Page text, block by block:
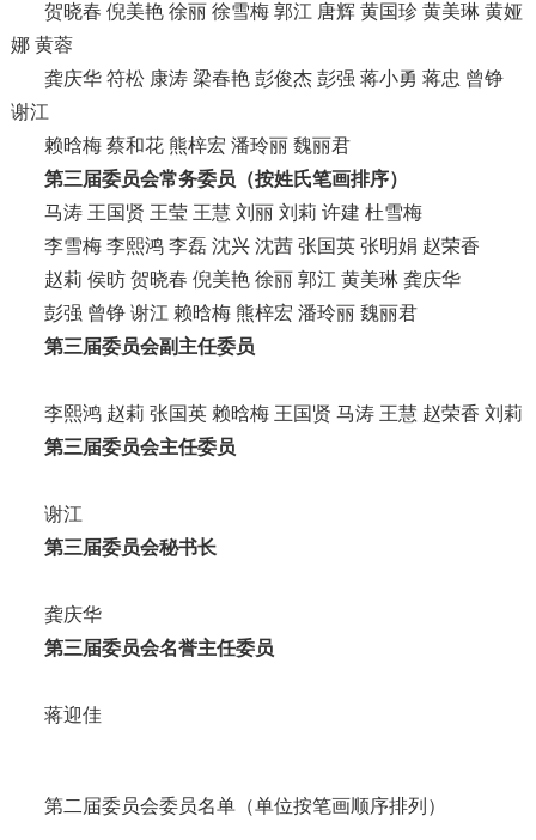
贺晓春 倪美艳 徐丽 徐雪梅 郭江 唐辉 黄国珍 黄美琳 黄娅
娜 黄蓉
龚庆华 符松 康涛 梁春艳 彭俊杰 彭强 蒋小勇 蒋忠 曾铮
谢江
赖晗梅 蔡和花 熊梓宏 潘玲丽 魏丽君
第三届委员会常务委员（按姓氏笔画排序）
马涛 王国贤 王莹 王慧 刘丽 刘莉 许建 杜雪梅
李雪梅 李熙鸿 李磊 沈兴 沈茜 张国英 张明娟 赵荣香
赵莉 侯昉 贺晓春 倪美艳 徐丽 郭江 黄美琳 龚庆华
彭强 曾铮 谢江 赖晗梅 熊梓宏 潘玲丽 魏丽君
第三届委员会副主任委员
李熙鸿 赵莉 张国英 赖晗梅 王国贤 马涛 王慧 赵荣香 刘莉
第三届委员会主任委员
谢江
第三届委员会秘书长
龚庆华
第三届委员会名誉主任委员
蒋迎佳
第二届委员会委员名单（单位按笔画顺序排列）